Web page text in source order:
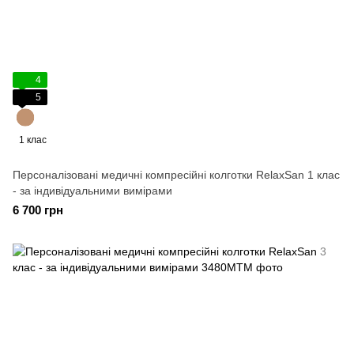
4
5
1 клас
Персоналізовані медичні компресійні колготки RelaxSan 1 клас
- за індивідуальними вимірами
6 700 грн